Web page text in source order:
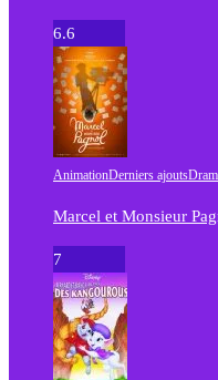
6.6
AnimationDerniers ajouts
Marcel et Monsieur
7